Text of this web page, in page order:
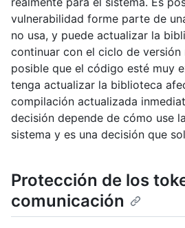
vulnerabilidad forme parte de
no usa, y puede actualizar la
continuar con el ciclo de versión
posible que el código esté muy
tenga actualizar la biblioteca
compilación actualizada
decisión depende de cómo use
sistema y es una decisión que
Protección de los
comunicación